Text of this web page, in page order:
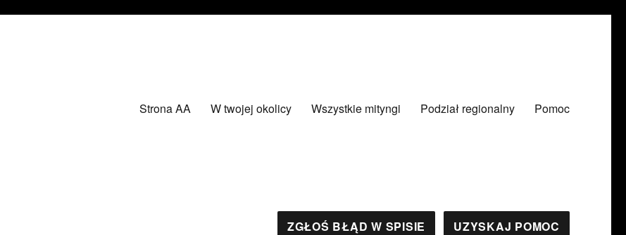
Strona AA W twojej okolicy Wszystkie mityngi Podział regionalny Pomoc
ZGŁOŚ BŁĄD W SPISIE UZYSKAJ POMOC